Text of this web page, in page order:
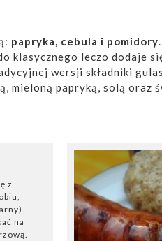
papryka, cebula i pomidory
klasycznego leczo dodaje
wersji składniki
mieloną papryką, solą oraz
z
na